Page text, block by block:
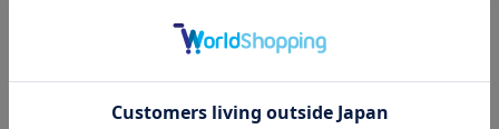
カートに入れる
¥11,880
在庫切れ
カートに入れる